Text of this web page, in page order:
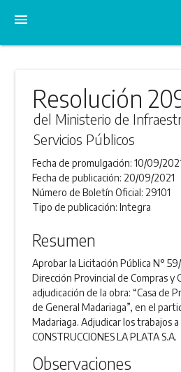
menu
Resolución
del Ministerio de
Servicios Públicos
Fecha de promulgación:10/09/
Fecha de publicación: 20/09/2021
Número de Boletín Oficial: 29101
Tipo de publicación:Integra
Resumen
Aprobar la Licitación Pública N°
Dirección Provincial de Compras y
adjudicación de la obra: “Casa de
de General Madariaga”, en el
Madariaga. Adjudicar los trabajos a
CONSTRUCCIONES LA PLATA S.A.
Observaciones